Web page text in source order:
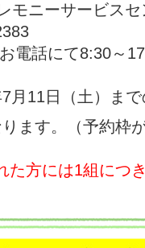
モニーサービスセ
～17:00
月11日（土）ま
ます。（予約枠
方には1組につ